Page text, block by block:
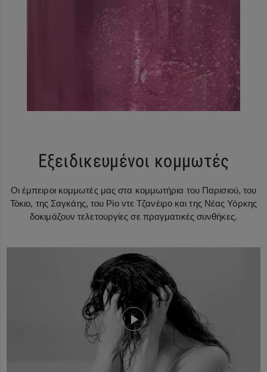
Εξειδικευμένοι κομμωτές
Οι έμπειροι κομμωτές μας στα κομμωτήρια του Παρισιού, του
Τόκιο, της Σαγκάης, του Ρίο ντε Τζανέιρο και της Νέας Υόρκης
δοκιμάζουν τελετουργίες σε πραγματικές συνθήκες.